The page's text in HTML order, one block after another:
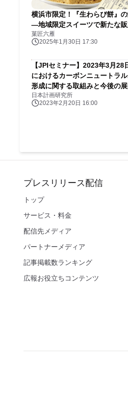
横浜市限定！『生わらび餅』
—地域限定スイーツで新たな
菓匠六雁
2025年1月30日 17:30
【JPIセミナー】2023年3月28
におけるカーボンニュートラ
形成に関する取組みと今後の
のご案内
日本計画研究所
2023年2月20日 16:00
プレスリリース配信
トップ
サービス・料金
配信先メディア
パートナーメディア
記事掲載数ランキング
広報お役立ちコンテンツ